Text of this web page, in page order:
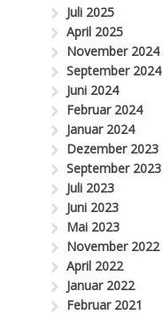
Juli 2025
April 2025
November 2024
September 2024
Juni 2024
Februar 2024
Januar 2024
Dezember 2023
September 2023
Juli 2023
Juni 2023
Mai 2023
November 2022
April 2022
Januar 2022
Februar 2021